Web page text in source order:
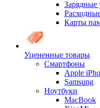
Зарядные
Карты
Уцененные товары
Cмартфоны
Apple
Samsung
Ноутбуки
MacBook